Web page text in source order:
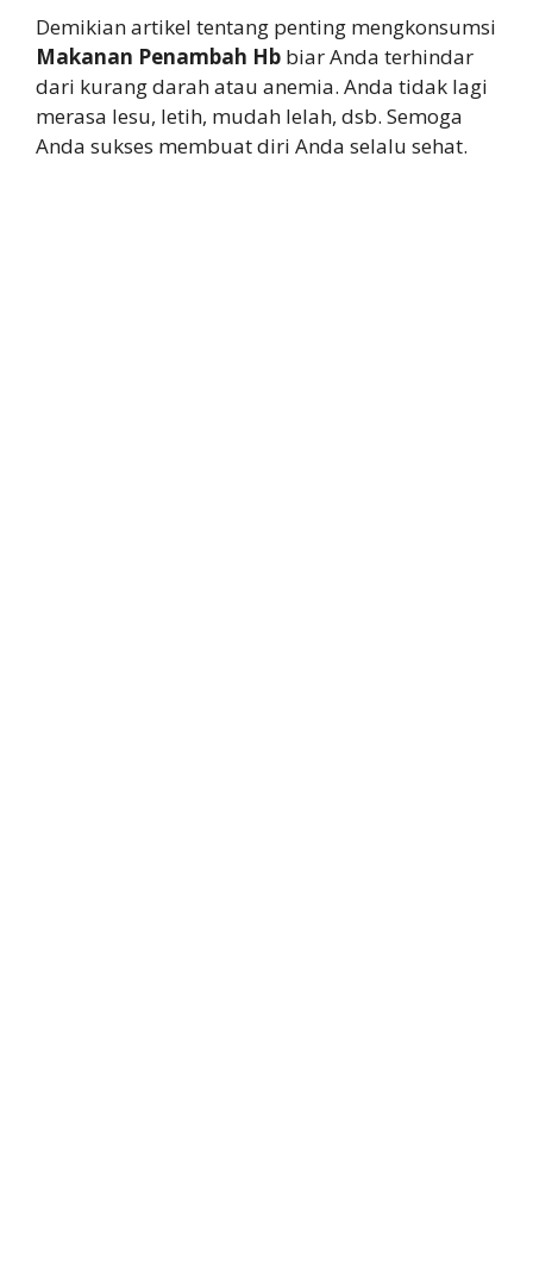
Demikian artikel tentang penting mengkonsumsi
Makanan Penambah Hb biar Anda terhindar
dari kurang darah atau anemia. Anda tidak lagi
merasa lesu, letih, mudah lelah, dsb. Semoga
Anda sukses membuat diri Anda selalu sehat.